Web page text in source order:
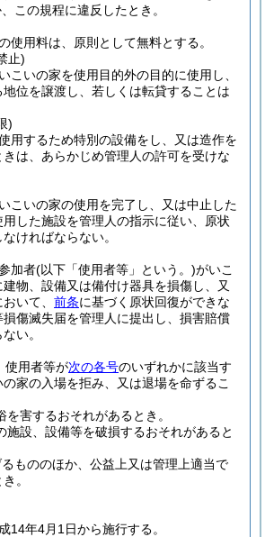
この規程に違反したとき。
使用料は、原則として無料とする。
止)
こいの家を使用目的外の目的に使用し、
地位を譲渡し、若しくは転貸することは
)
用するため特別の設備をし、又は造作を
は、あらかじめ管理人の許可を受けな
こいの家の使用を完了し、又は中止した
用した施設を管理人の指示に従い、原状
ければならない。
加者(以下「使用者等」という。)がいこ
物、設備又は備付け器具を損傷し、又
いて、 前条に基づく原状回復ができな
傷滅失届を管理人に提出し、損害賠償
い。
使用者等が次の各号のいずれかに該当す
家の入場を拒み、又は退場を命ずるこ
を害するおそれがあるとき。
施設、設備等を破損するおそれがあると
もののほか、公益上又は管理上適当で
。
14年4月1日から施行する。